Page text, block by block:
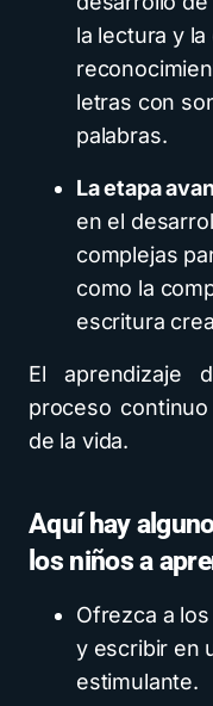
la lectura y
letras con
palabras.
La etapa
en el
complejas
como la
escritura
El aprendizaje
proceso
de la vida.
Aquí hay
los niños a
Ofrezca a
y escribir en
estimulante.